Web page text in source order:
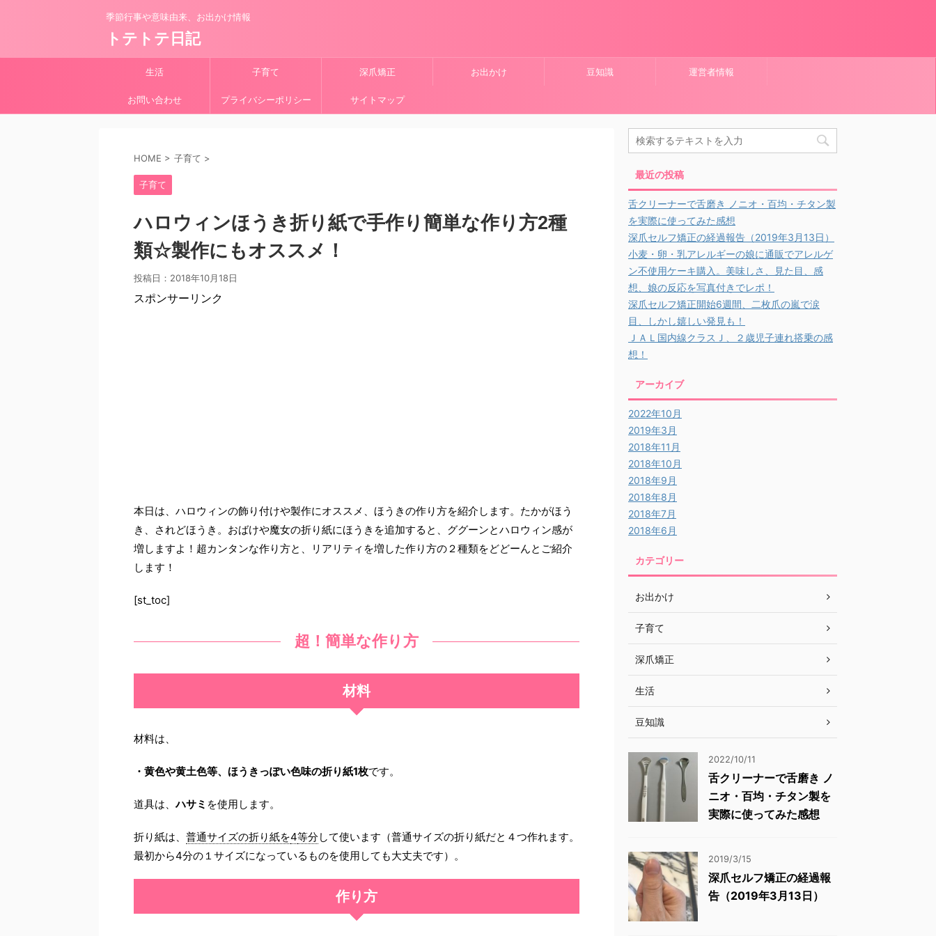
季節行事や意味由来、お出かけ情報
トテトテ日記
生活 子育て 深爪矯正 お出かけ 豆知識 運営者情報
お問い合わせ プライバシーポリシー サイトマップ
HOME > 子育て >
子育て
ハロウィンほうき折り紙で手作り簡単な作り方2種
類☆製作にもオススメ！
投稿日： 2018年10月18日
スポンサーリンク
本日は、ハロウィンの飾り付けや製作にオススメ、ほうきの作り方を紹介します。たかがほう
き、されどほうき。おばけや魔女の折り紙にほうきを追加すると、ググーンとハロウィン感が
増しますよ！超カンタンな作り方と、リアリティを増した作り方の２種類をどどーんとご紹介
します！
[st_toc]
超！簡単な作り方
材料
材料は、
・黄色や黄土色等、ほうきっぽい色味の折り紙1枚です。
道具は、ハサミ を使用します。
折り紙は、 普通サイズの折り紙を4等分して使います（普通サイズの折り紙だと４つ作れます。
最初から4分の１サイズになっているものを使用しても大丈夫です）。
作り方
最近の投稿
舌クリーナーで舌磨き ノニオ・百均・チタン製
を実際に使ってみた感想
深爪セルフ矯正の経過報告（2019年3月13日）
小麦・卵・乳アレルギーの娘に通販でアレルゲ
ン不使用ケーキ購入。美味しさ、見た目、感
想、娘の反応を写真付きでレポ！
深爪セルフ矯正開始6週間、二枚爪の嵐で涙
目、しかし嬉しい発見も！
ＪＡＬ国内線クラスＪ、２歳児子連れ搭乗の感
想！
アーカイブ
2022年10月
2019年3月
2018年11月
2018年10月
2018年9月
2018年8月
2018年7月
2018年6月
カテゴリー
お出かけ
子育て
深爪矯正
生活
豆知識
2022/10/11
舌クリーナーで舌磨き ノ
ニオ・百均・チタン製を
実際に使ってみた感想
2019/3/15
深爪セルフ矯正の経過報
告（2019年3月13日）